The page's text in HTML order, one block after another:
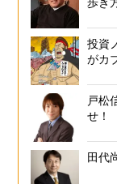
投資
がカ
戸松
せ！
田代